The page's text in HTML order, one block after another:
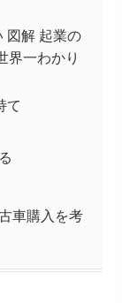
図解 起業の
界一わかり
て
車購入を考